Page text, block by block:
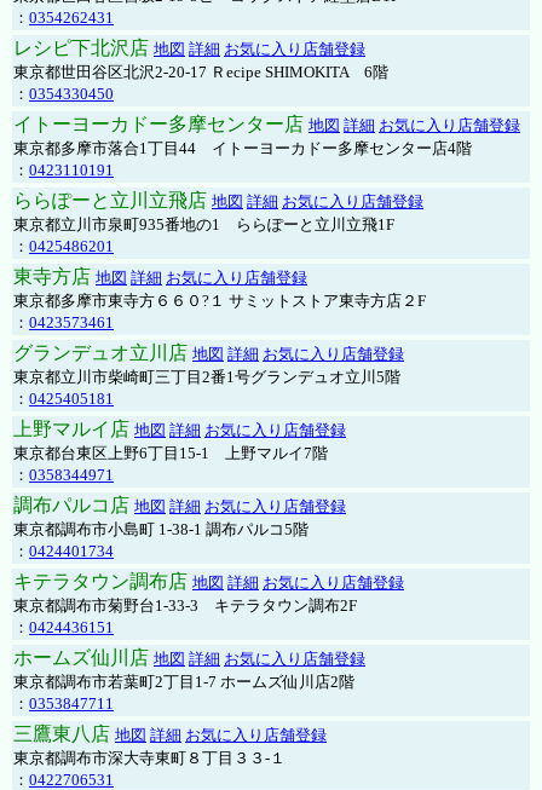
： 0354262431
レシピ下北沢店 地図 詳細 お気に入り店舗登録
東京都世田谷区北沢2-20-17 Ｒecipe SHIMOKITA 6階
： 0354330450
イトーヨーカドー多摩センター店 地図 詳細 お気に入り店舗登録
東京都多摩市落合1丁目44 イトーヨーカドー多摩センター店4階
： 0423110191
ららぽーと立川立飛店 地図 詳細 お気に入り店舗登録
東京都立川市泉町935番地の1 ららぽーと立川立飛1F
： 0425486201
東寺方店 地図 詳細 お気に入り店舗登録
東京都多摩市東寺方６６０?１ サミットストア東寺方店２F
： 0423573461
グランデュオ立川店 地図 詳細 お気に入り店舗登録
東京都立川市柴崎町三丁目2番1号グランデュオ立川5階
： 0425405181
上野マルイ店 地図 詳細 お気に入り店舗登録
東京都台東区上野6丁目15-1 上野マルイ7階
： 0358344971
調布パルコ店 地図 詳細 お気に入り店舗登録
東京都調布市小島町 1-38-1 調布パルコ5階
： 0424401734
キテラタウン調布店 地図 詳細 お気に入り店舗登録
東京都調布市菊野台1-33-3 キテラタウン調布2F
： 0424436151
ホームズ仙川店 地図 詳細 お気に入り店舗登録
東京都調布市若葉町2丁目1-7 ホームズ仙川店2階
： 0353847711
三鷹東八店 地図 詳細 お気に入り店舗登録
東京都調布市深大寺東町８丁目３３-１
： 0422706531